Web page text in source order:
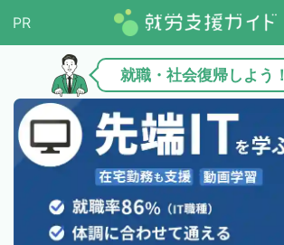
就職・社会復帰しよう！